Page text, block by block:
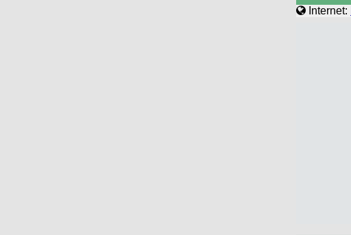
Internet: